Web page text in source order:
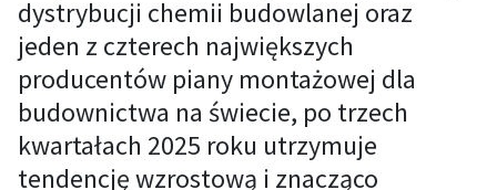
dystrybucji chemii budowlanej oraz
jeden z czterech największych
producentów piany montażowej dla
budownictwa na świecie, po trzech
kwartałach 2025 roku utrzymuje
tendencję wzrostową i znacząco